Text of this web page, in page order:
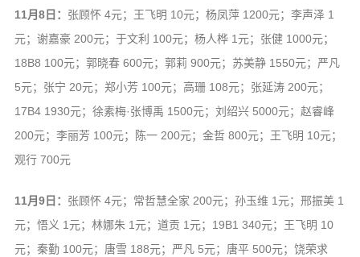
11月8日： 张顾怀 4元；王飞明 10元；杨凤萍 1200元；李声泽 1
元；谢嘉豪 200元；于文利 100元；杨人桦 1元；张健 1000元；
18B8 100元；郭晓春 600元；郭莉 900元；苏美静 1550元；严凡
5元；张宁 20元；郑小芳 100元；高珊 108元；张延涛 200元；
17B4 1930元；徐素梅·张博禹 1500元；刘绍兴 5000元；赵睿峰
200元；李丽芳 100元；陈一 200元；金哲 800元；王飞明 10元；
观行 700元
11月9日： 张顾怀 4元；常哲慧全家 200元；孙玉维 1元；邢振美 1
元；悟义 1元；林娜朱 1元；道贡 1元；19B1 340元；王飞明 10
元；秦勤 100元；唐雪 188元；严凡 5元；唐平 500元；饶荣求